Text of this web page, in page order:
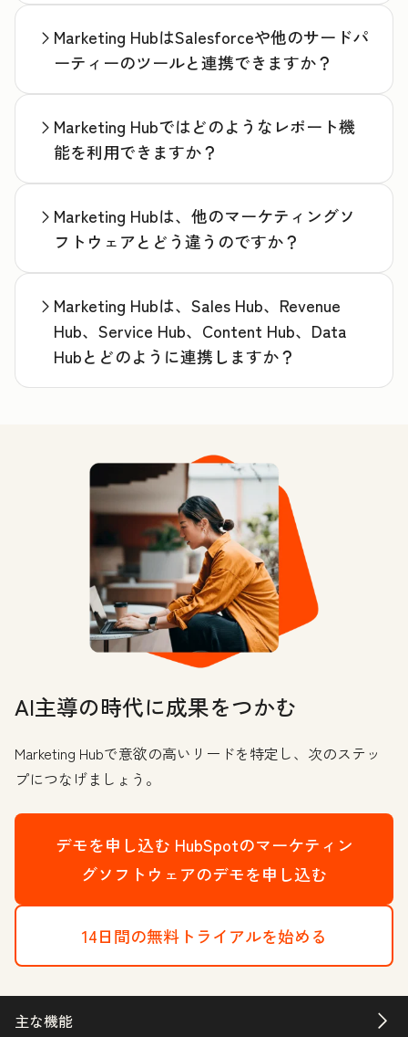
Marketing HubはSalesforceや他のサードパ
ーティーのツールと連携できますか？
Marketing Hubではどのようなレポート機
能を利用できますか？
Marketing Hubは、他のマーケティングソ
フトウェアとどう違うのですか？
Marketing Hubは、Sales Hub、Revenue
Hub、Service Hub、Content Hub、Data
Hubとどのように連携しますか？
AI主導の時代に成果をつかむ
Marketing Hubで意欲の高いリードを特定し、次のステッ
プにつなげましょう。
デモを申し込む HubSpotのマーケティン
グソフトウェアのデモを申し込む
14日間の無料トライアルを始める
主な機能